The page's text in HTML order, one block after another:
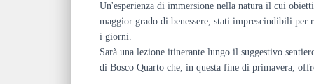
Un'esperienza di immersione nella natura il cui
maggior grado di benessere, stati imprescindibili
i giorni.
Sarà una lezione itinerante lungo il suggestivo
di Bosco Quarto che, in questa fine di primavera,